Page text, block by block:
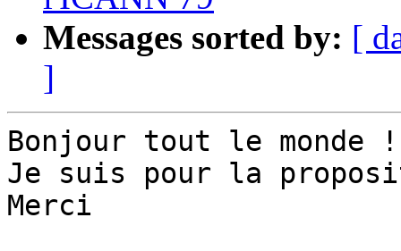
Messages sorted by: [
]
Bonjour tout le monde !
Je suis pour la
Merci